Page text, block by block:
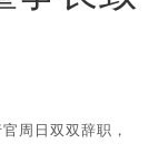
周日双双辞职，